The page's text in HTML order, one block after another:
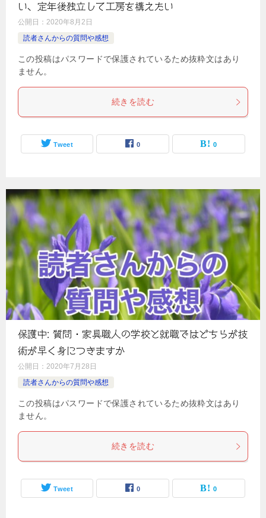
い、定年後独立して工房を構えたい
公開日： 2020年8月2日
読者さんからの質問や感想
この投稿はパスワードで保護されているため抜粋文はあり
ません。
続きを読む
Tweet 0 0
保護中: 質問・家具職人の学校と就職ではどちらが技
術が早く身につきますか
公開日： 2020年7月28日
読者さんからの質問や感想
この投稿はパスワードで保護されているため抜粋文はあり
ません。
続きを読む
Tweet 0 0